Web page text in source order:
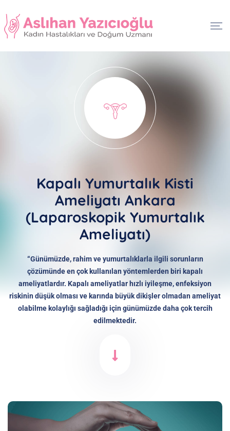
Kapalı Yumurtalık Kisti
Ameliyatı Ankara
(Laparoskopik Yumurtalık
Ameliyatı)
“Günümüzde, rahim ve yumurtalıklarla ilgili sorunların
çözümünde en çok kullanılan yöntemlerden biri kapalı
ameliyatlardır. Kapalı ameliyatlar hızlı iyileşme, enfeksiyon
riskinin düşük olması ve karında büyük dikişler olmadan ameliyat
olabilme kolaylığı sağladığı için günümüzde daha çok tercih
edilmektedir.